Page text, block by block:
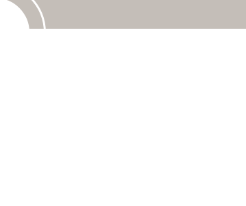
afspraak: 0573 257722!
Lees meer